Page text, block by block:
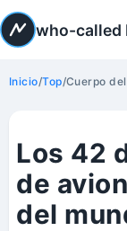
who-called
Inicio/Top/Cuerpo
Los 42
de
del